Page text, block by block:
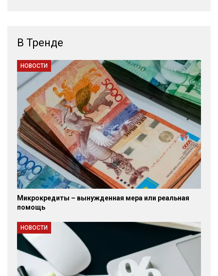
В Тренде
НОВОСТИ
Микрокредиты – вынужденная мера или реальная
помощь
НОВОСТИ